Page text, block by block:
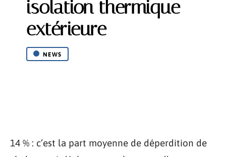
isolation thermique
extérieure
NEWS
14 % : c’est la part moyenne de déperdition de